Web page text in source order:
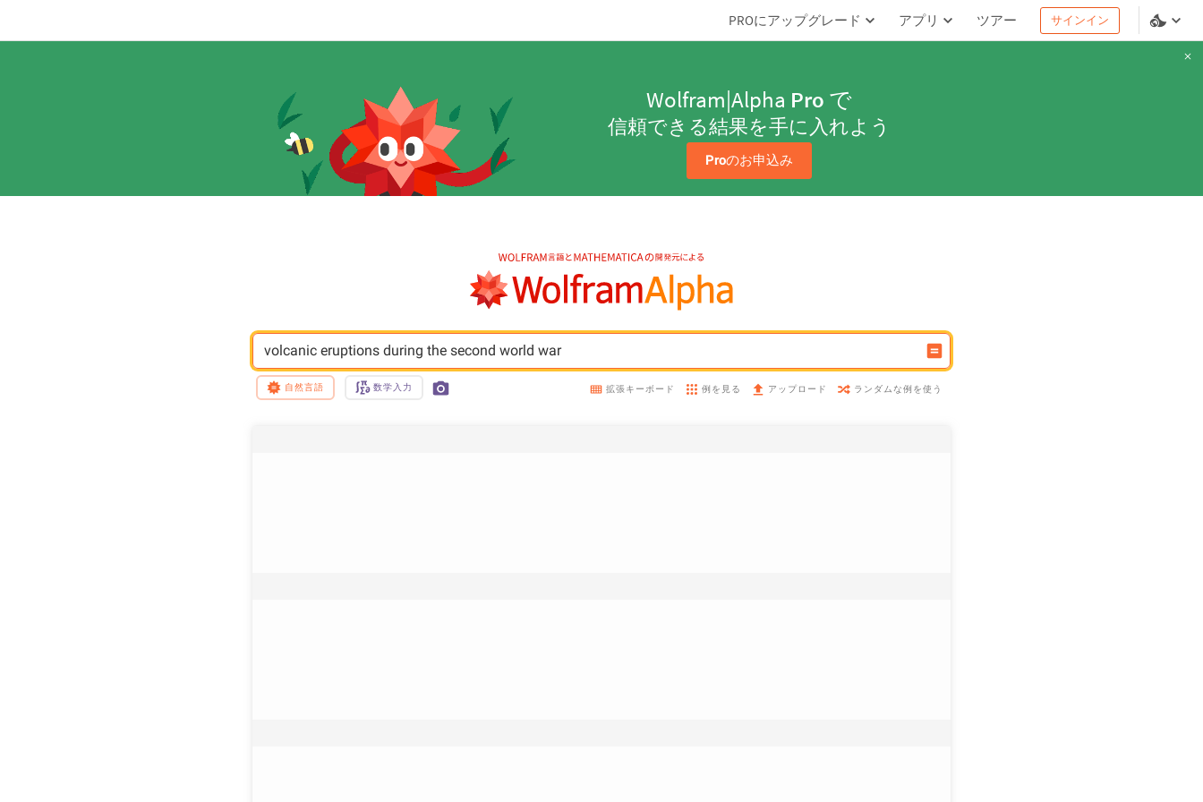
PROにアップグレード アプリ ツアー サインイン
Wolfram|Alpha Pro で
信頼できる結果を手に入れよう
Proのお申込み
volcanic eruptions during the second world war
自然言語 数学入力 拡張キーボード 例を見る アップロード ランダムな例を使う